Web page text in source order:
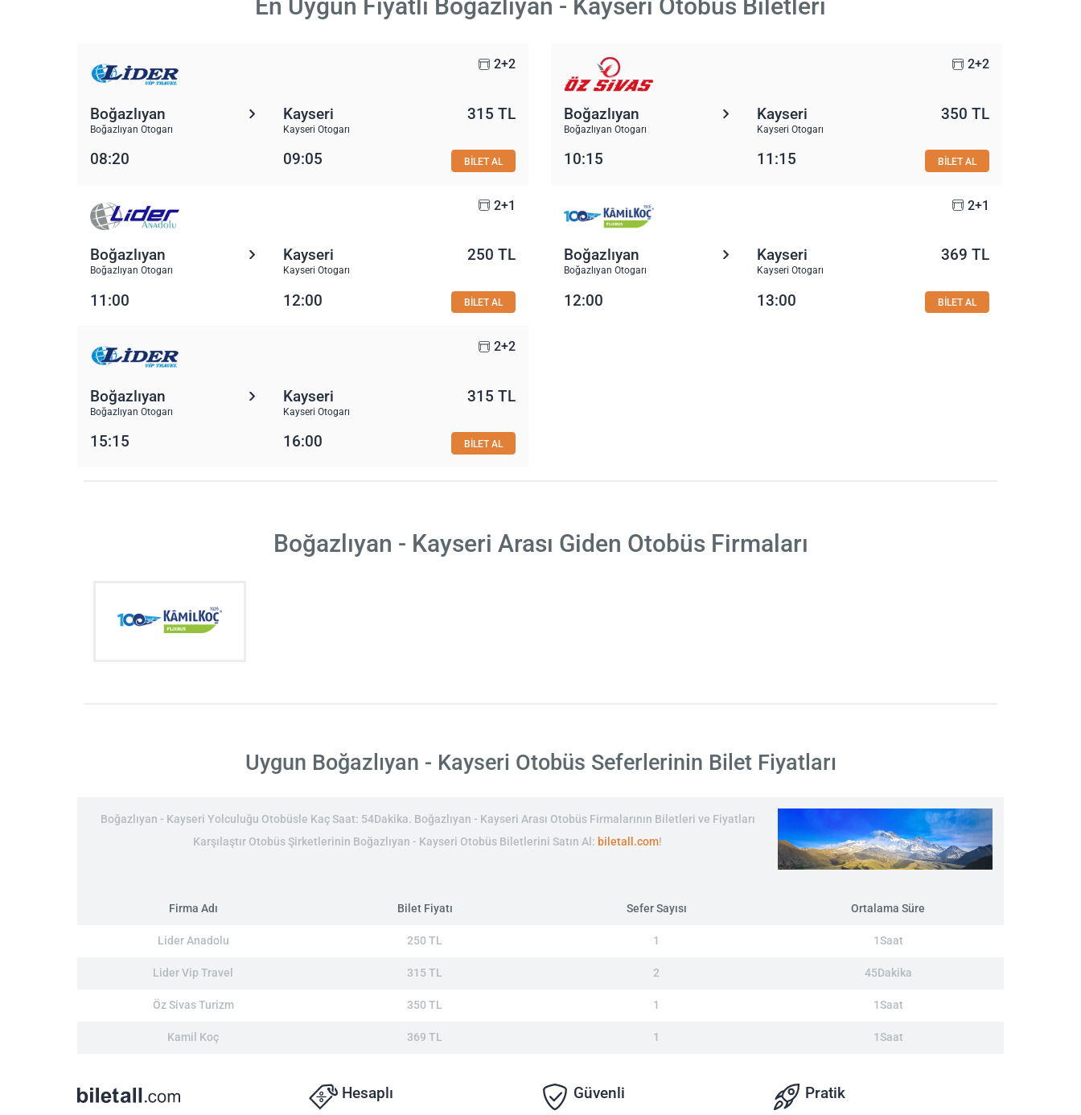
En Uygun Fiyatlı Boğazlıyan - Kayseri Otobüs Biletleri
2+2
Boğazlıyan
Boğazlıyan Otogarı
Kayseri
Kayseri Otogarı
315 TL
08:20 09:05 BİLET AL
2+2
Boğazlıyan
Boğazlıyan Otogarı
Kayseri
Kayseri Otogarı
350 TL
10:15 11:15 BİLET AL
2+1
Boğazlıyan
Boğazlıyan Otogarı
Kayseri
Kayseri Otogarı
250 TL
11:00 12:00 BİLET AL
2+1
Boğazlıyan
Boğazlıyan Otogarı
Kayseri
Kayseri Otogarı
369 TL
12:00 13:00 BİLET AL
2+2
Boğazlıyan
Boğazlıyan Otogarı
Kayseri
Kayseri Otogarı
315 TL
15:15 16:00 BİLET AL
Boğazlıyan - Kayseri Arası Giden Otobüs Firmaları
Uygun Boğazlıyan - Kayseri Otobüs Seferlerinin Bilet Fiyatları
Boğazlıyan - Kayseri Yolculuğu Otobüsle Kaç Saat: 54Dakika. Boğazlıyan - Kayseri Arası Otobüs Firmalarının Biletleri ve Fiyatları
Karşılaştır Otobüs Şirketlerinin Boğazlıyan - Kayseri Otobüs Biletlerini Satın Al: biletall.com!
Firma Adı Bilet Fiyatı Sefer Sayısı Ortalama Süre
Lider Anadolu 250 TL 1 1Saat
Lider Vip Travel 315 TL 2 45Dakika
Öz Sivas Turizm 350 TL 1 1Saat
Kamil Koç 369 TL 1 1Saat
Hesaplı Güvenli Pratik